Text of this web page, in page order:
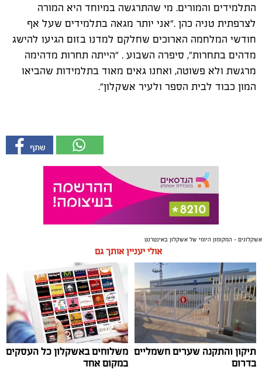
התלמידים והמורים. מי שהתרגשה במיוחד היא המורה
לצרפתית טניה כהן ."אני יותר מגאה בתלמידים שעל אף
חודשי המלחמה הארוכים שחלקם למדנו בזום הגיעו להישג
מדהים בתחרות", סיפרה השבוע . "הייתה תחרות מדהימה
מרגשת ולא פשוטה, ואחנו גאים מאוד בתלמידות שהביאו
המון כבוד לבית הספר ולעיר אשקלון".
אשקלונים - המקומון היומי של אשקלון באינטרנט
אולי יעניין אותך גם
תיקון והתקנה שערים חשמליים
בדרום
משלוחים באשקלון כל העסקים
במקום אחד